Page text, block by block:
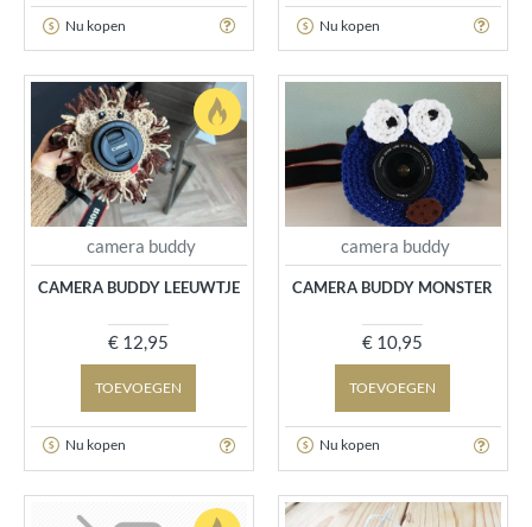
Nu kopen Nu kopen
camera buddy
CAMERA BUDDY LEEUWTJE
€ 12,95
TOEVOEGEN
Nu kopen
camera buddy
CAMERA BUDDY MONSTER
€ 10,95
TOEVOEGEN
Nu kopen